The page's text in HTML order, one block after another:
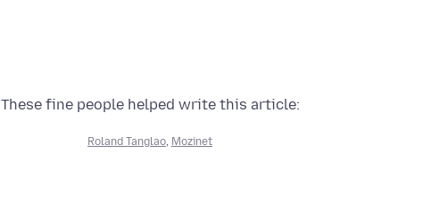
These fine people helped write this article:
Roland Tanglao, Mozinet